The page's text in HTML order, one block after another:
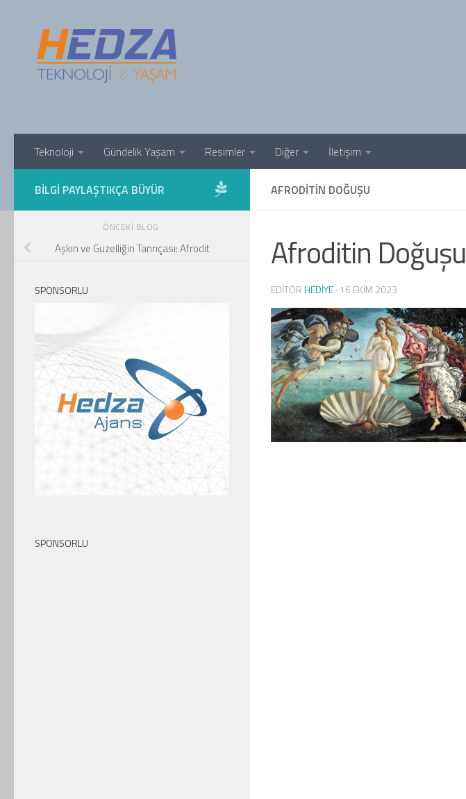
Teknoloji Gündelik Yaşam Resimler Diğer İletişim
AFRODITIN DOĞUŞU
Afroditin Doğuşu
EDITÖRHEDIYE· 16 EKIM 2023
BILGI PAYLAŞTIKÇA BÜYÜR
ÖNCEKI BLOG
Aşkın ve Güzelliğin Tanrıçası: Afrodit
SPONSORLU
SPONSORLU